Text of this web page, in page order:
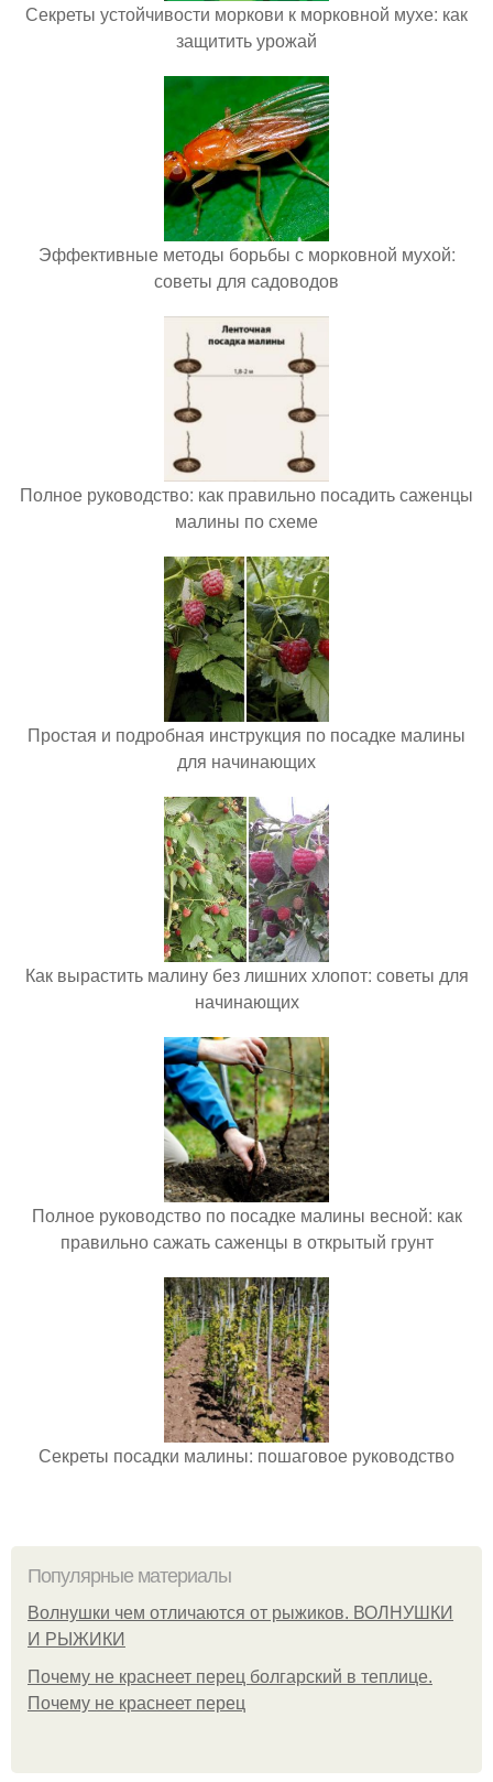
Секреты устойчивости моркови к морковной мухе: как
защитить урожай
Эффективные методы борьбы с морковной мухой:
советы для садоводов
Полное руководство: как правильно посадить саженцы
малины по схеме
Простая и подробная инструкция по посадке малины
для начинающих
Как вырастить малину без лишних хлопот: советы для
начинающих
Полное руководство по посадке малины весной: как
правильно сажать саженцы в открытый грунт
Секреты посадки малины: пошаговое руководство
Популярные материалы
Волнушки чем отличаются от рыжиков. ВОЛНУШКИ
И РЫЖИКИ
Почему не краснеет перец болгарский в теплице.
Почему не краснеет перец